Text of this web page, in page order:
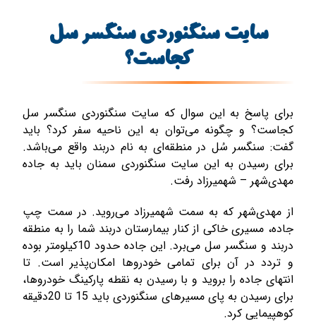
سایت سنگنوردی سنگسر سل
کجاست؟
برای پاسخ به این سوال که سایت سنگنوردی سنگسر سل
کجاست؟ و چگونه می‌توان به این ناحیه سفر کرد؟ باید
گفت: سنگسر سُل در منطقه‌ای به نام دربند واقع می‌باشد.
برای رسیدن به این سایت سنگنوردی سمنان باید به جاده
مهدی‌شهر – شهمیرزاد رفت.
از مهدی‌شهر که به سمت شهمیرزاد می‌روید. در سمت چپ
جاده، مسیری خاکی از کنار بیمارستان دربند شما را به منطقه
دربند و سنگسر سل می‌برد. این جاده حدود 10کیلومتر بوده
و تردد در آن برای تمامی خودروها امکان‌پذیر است. تا
انتهای جاده را بروید و با رسیدن به نقطه پارکینگ خودروها،
برای رسیدن به پای مسیرهای سنگنوردی باید 15 تا 20دقیقه
کوهپیمایی کرد.